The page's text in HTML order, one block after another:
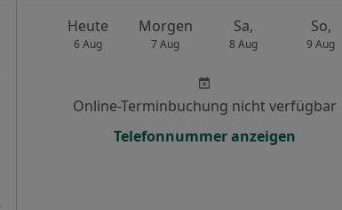
Heute
6 Aug
Morgen
7 Aug
Sa,
8 Aug
So,
9 Aug
Online-Terminbuchung nicht verfügbar
Telefonnummer anzeigen